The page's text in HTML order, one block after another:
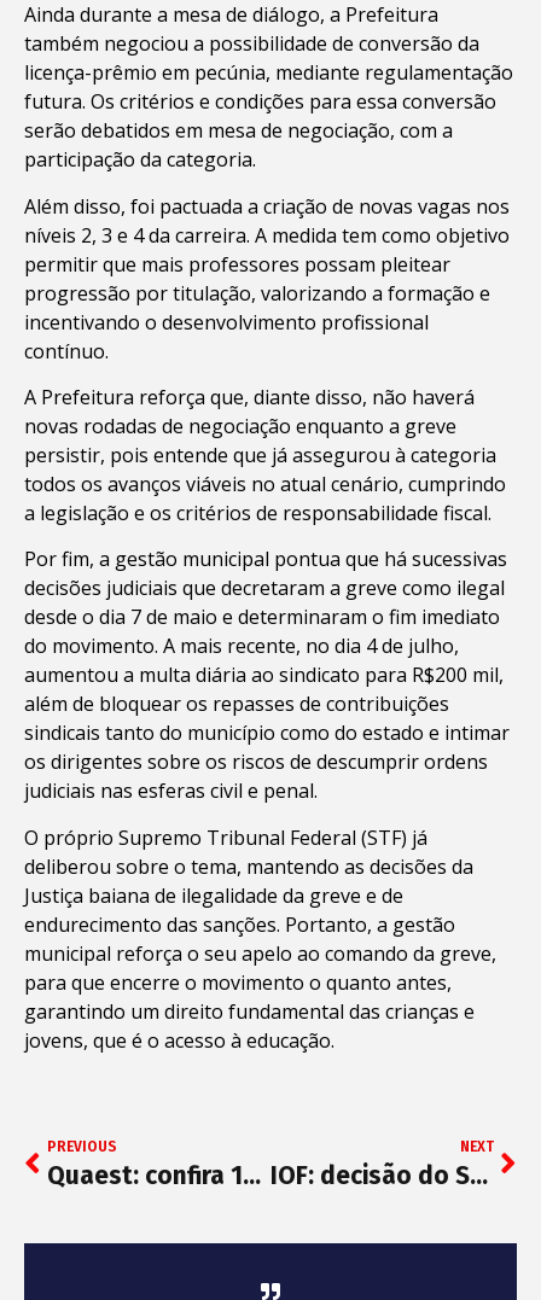
Ainda durante a mesa de diálogo, a Prefeitura
também negociou a possibilidade de conversão da
licença-prêmio em pecúnia, mediante regulamentação
futura. Os critérios e condições para essa conversão
serão debatidos em mesa de negociação, com a
participação da categoria.
Além disso, foi pactuada a criação de novas vagas nos
níveis 2, 3 e 4 da carreira. A medida tem como objetivo
permitir que mais professores possam pleitear
progressão por titulação, valorizando a formação e
incentivando o desenvolvimento profissional
contínuo.
A Prefeitura reforça que, diante disso, não haverá
novas rodadas de negociação enquanto a greve
persistir, pois entende que já assegurou à categoria
todos os avanços viáveis no atual cenário, cumprindo
a legislação e os critérios de responsabilidade fiscal.
Por fim, a gestão municipal pontua que há sucessivas
decisões judiciais que decretaram a greve como ilegal
desde o dia 7 de maio e determinaram o fim imediato
do movimento. A mais recente, no dia 4 de julho,
aumentou a multa diária ao sindicato para R$200 mil,
além de bloquear os repasses de contribuições
sindicais tanto do município como do estado e intimar
os dirigentes sobre os riscos de descumprir ordens
judiciais nas esferas civil e penal.
O próprio Supremo Tribunal Federal (STF) já
deliberou sobre o tema, mantendo as decisões da
Justiça baiana de ilegalidade da greve e de
endurecimento das sanções. Portanto, a gestão
municipal reforça o seu apelo ao comando da greve,
para que encerre o movimento o quanto antes,
garantindo um direito fundamental das crianças e
jovens, que é o acesso à educação.
PREVIOUS
Quaest: confira 10 pontos relevantes da pesquisa sobre Lula, tarifaço e economia
NEXT
IOF: decisão do STF favorece governo, mas risco sacado segue fora